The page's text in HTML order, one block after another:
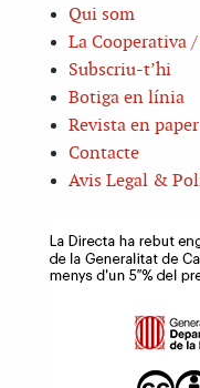
Qui som
La Cooperativa
Subscriu-t’hi
Botiga en línia
Revista en paper
Contacte
Avis Legal &